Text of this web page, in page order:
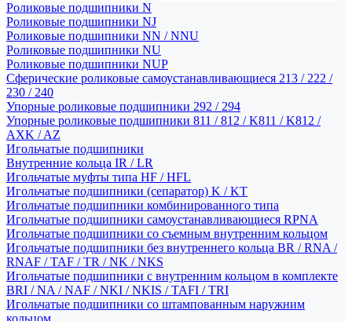
Роликовые подшипники N
Роликовые подшипники NJ
Роликовые подшипники NN / NNU
Роликовые подшипники NU
Роликовые подшипники NUP
Сферические роликовые самоустанавливающиеся 213 / 222 /
230 / 240
Упорные роликовые подшипники 292 / 294
Упорные роликовые подшипники 811 / 812 / K811 / K812 /
AXK / AZ
Игольчатые подшипники
Внутренние кольца IR / LR
Игольчатые муфты типа HF / HFL
Игольчатые подшипники (сепаратор) K / KT
Игольчатые подшипники комбинированного типа
Игольчатые подшипники самоустанавливающиеся RPNA
Игольчатые подшипники со съемным внутренним кольцом
Игольчатые подшипники без внутреннего кольца BR / RNA /
RNAF / TAF / TR / NK / NKS
Игольчатые подшипники с внутренним кольцом в комплекте
BRI / NA / NAF / NKI / NKIS / TAFI / TRI
Игольчатые подшипники со штампованным наружним
кольцом